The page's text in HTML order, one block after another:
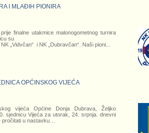
I MLAĐIH PIONIRA
finalne utakmice malonogometnog turnira
su
„Vidvčan“ i NK „Dubravčan“. Naši pioni...
OPĆINSKOG VIJEĆA
vijeća Općine Donja Dubrava, Željko
sjednicu Vijeća za utorak, 24. srpnja. dnevni
u nastavku…